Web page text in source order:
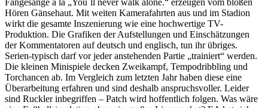
Fangesänge á la „You´ll never walk alone.“ erzeugen vom bloßen
Hören Gänsehaut. Mit weiten Kamerafahrten aus und im Stadion
wirkt die gesamte Inszenierung wie eine hochwertige TV-
Produktion. Die Grafiken der Aufstellungen und Einschätzungen
der Kommentatoren auf deutsch und englisch, tun ihr übriges.
Serien-typisch darf vor jeder anstehenden Partie „trainiert“ werden.
Die kleinen Minispiele decken Zweikampf, Tempodribbling und
Torchancen ab. Im Vergleich zum letzten Jahr haben diese eine
Überarbeitung erfahren und sind deshalb anspruchsvoller. Leider
sind Ruckler inbegriffen – Patch wird hoffentlich folgen. Was wäre